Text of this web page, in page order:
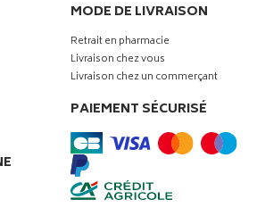
MODE DE LIVRAISON
Retrait en pharmacie
Livraison chez vous
Livraison chez un commerçant
PAIEMENT SÉCURISÉ